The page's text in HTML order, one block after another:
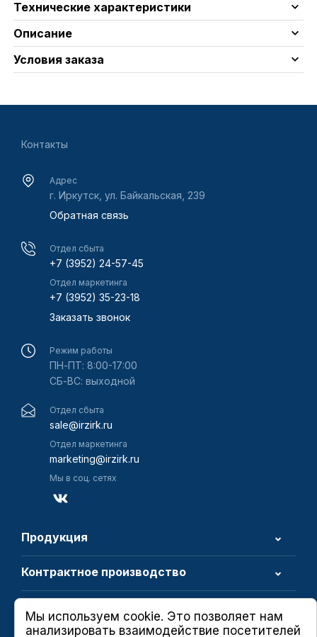
Технические характеристики
Описание
Условия заказа
Контакты
Адрес
г. Иркутск, ул. Байкальская, 239
Обратная связь
Отдел сбыта
+7 (3952) 24-57-45
Отдел маркетинга
+7 (3952) 35-23-18
Заказать звонок
Режим работы
ПН-ПТ: 8:00-17:00
СБ-ВС: выходной
Отдел сбыта
sale@irzirk.ru
Отдел маркетинга
marketing@irzirk.ru
Мы в соц. сетях
Продукция
Контрактное производство
Мы используем cookie. Это позволяет нам
анализировать взаимодействие посетителей